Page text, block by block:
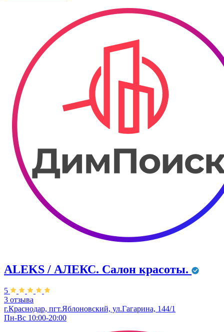
ALEKS / АЛЕКС. Салон красоты.
5
3 отзыва
г.Краснодар, пгт.Яблоновский, ул.Гагарина, 144/1
Пн-Вс 10:00-20:00